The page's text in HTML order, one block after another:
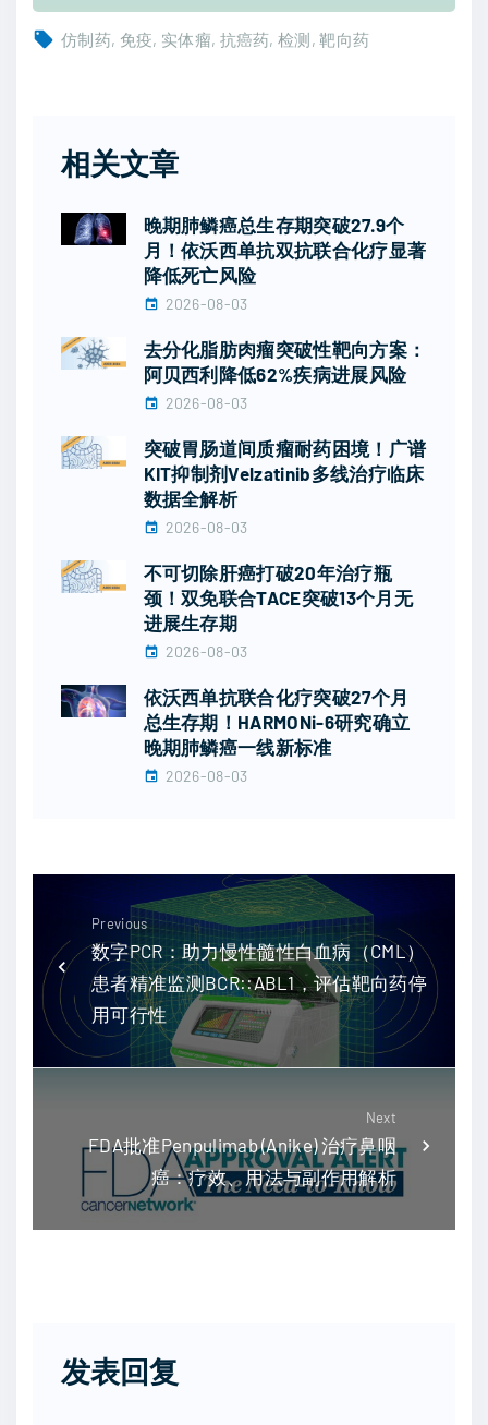
仿制药 免疫 实体瘤 抗癌药 检测 靶向药
相关文章
晚期肺鳞癌总生存期突破27.9个
月！依沃西单抗双抗联合化疗显著
降低死亡风险
2026-08-03
去分化脂肪肉瘤突破性靶向方案：
阿贝西利降低62%疾病进展风险
2026-08-03
突破胃肠道间质瘤耐药困境！广谱
KIT抑制剂Velzatinib多线治疗临床
数据全解析
2026-08-03
不可切除肝癌打破20年治疗瓶
颈！双免联合TACE突破13个月无
进展生存期
2026-08-03
依沃西单抗联合化疗突破27个月
总生存期！HARMONi-6研究确立
晚期肺鳞癌一线新标准
2026-08-03
Previous
数字PCR：助力慢性髓性白血病（CML）
患者精准监测BCR::ABL1，评估靶向药停
用可行性
Next
FDA批准Penpulimab (Anike) 治疗鼻咽
癌：疗效、用法与副作用解析
发表回复